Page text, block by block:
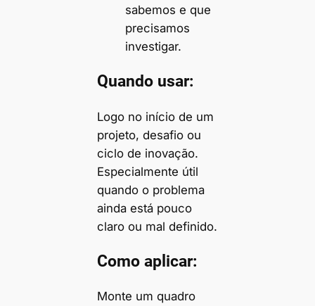
sabemos e que
precisamos
investigar.
Quando usar:
Logo no início de um
projeto, desafio ou
ciclo de inovação.
Especialmente útil
quando o problema
ainda está pouco
claro ou mal definido.
Como aplicar:
Monte um quadro